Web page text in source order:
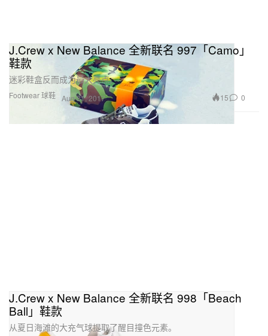
Footwear 球鞋
J.Crew x New Balance 全新联名 997「Camo」
鞋款
迷彩鞋盒反而成为最大亮点。
Aug 31, 2017 15 0
J.Crew x New Balance 全新联名 998「Beach
Ball」鞋款
从夏日海滩的大充气球提取了醒目撞色元素。